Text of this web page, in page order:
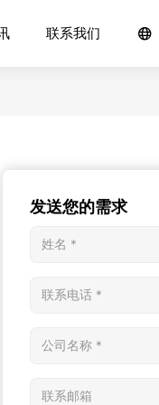
联系我们
发送您的需求